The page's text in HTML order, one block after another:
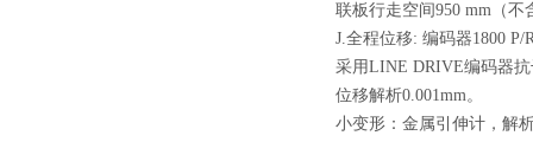
联板行走空间950 mm（
J.全程位移: 编码器1800 P/
采用LINE DRIVE编码器
位移解析0.001mm。
小变形：金属引伸计，解